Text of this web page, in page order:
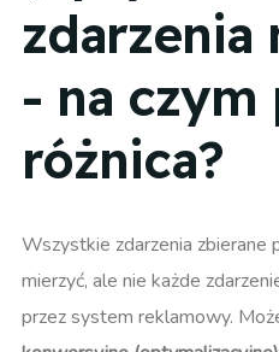
zdarzenia
- na czym
różnica?
Wszystkie zdarzenia zbierane
mierzyć, ale nie każde
przez system reklamowy.